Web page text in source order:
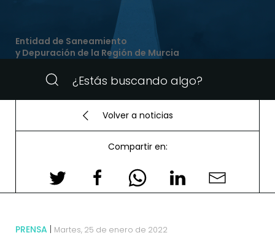
Entidad de Saneamiento
y Depuración de la Región de Murcia
Volver a noticias
Compartir en:
PRENSA Martes, 25 de enero de 2022